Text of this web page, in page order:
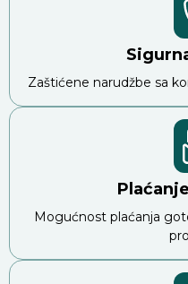
Zaštićene narudžbe sa
Mogućnost plaćanja